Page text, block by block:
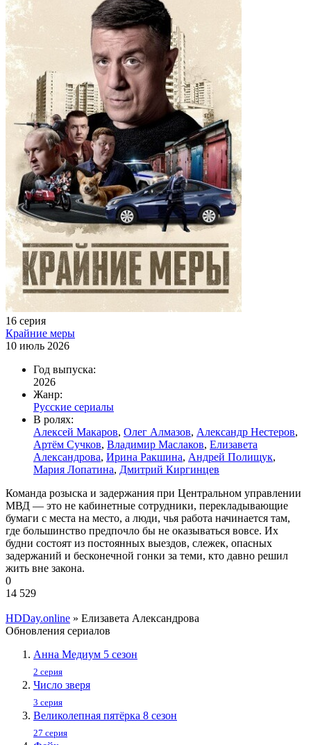
16 серия
Крайние меры
10 июль 2026
Год выпуска:
2026
Жанр:
Русские сериалы
В ролях:
Алексей Макаров, Олег Алмазов, Александр Нестеров,
Артём Сучков, Владимир Маслаков, Елизавета
Александрова, Ирина Ракшина, Андрей Полищук,
Мария Лопатина, Дмитрий Киргинцев
Команда розыска и задержания при Центральном управлении
МВД — это не кабинетные сотрудники, перекладывающие
бумаги с места на место, а люди, чья работа начинается там,
где большинство предпочло бы не оказываться вовсе. Их
будни состоят из постоянных выездов, слежек, опасных
задержаний и бесконечной гонки за теми, кто давно решил
жить вне закона.
0
14 529
HDDay.online » Елизавета Александрова
Обновления сериалов
Анна Медиум 5 сезон
2 серия
Число зверя
3 серия
Великолепная пятёрка 8 сезон
27 серия